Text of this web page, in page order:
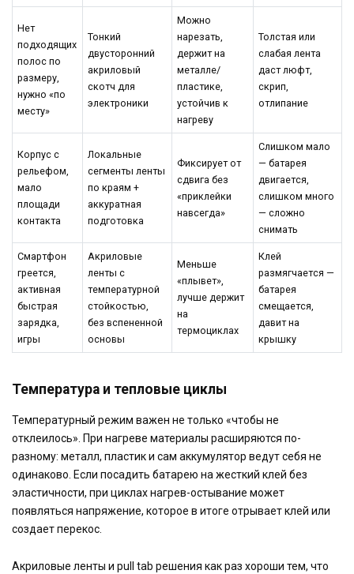
Нет
подходящих
полос по
размеру,
нужно «по
месту»
Тонкий
двусторонний
акриловый
скотч для
электроники
Можно
нарезать,
держит на
металле/
пластике,
устойчив к
нагреву
Толстая или
слабая лента
даст люфт,
скрип,
отлипание
Корпус с
рельефом,
мало
площади
контакта
Локальные
сегменты ленты
по краям +
аккуратная
подготовка
Фиксирует от
сдвига без
«приклейки
навсегда»
Слишком мало
— батарея
двигается,
слишком много
— сложно
снимать
Смартфон
греется,
активная
быстрая
зарядка,
игры
Акриловые
ленты с
температурной
стойкостью,
без вспененной
основы
Меньше
«плывет»,
лучше держит
на
термоциклах
Клей
размягчается —
батарея
смещается,
давит на
крышку
Температура и тепловые циклы
Температурный режим важен не только «чтобы не
отклеилось». При нагреве материалы расширяются по-
разному: металл, пластик и сам аккумулятор ведут себя не
одинаково. Если посадить батарею на жесткий клей без
эластичности, при циклах нагрев-остывание может
появляться напряжение, которое в итоге отрывает клей или
создает перекос.
Акриловые ленты и pull tab решения как раз хороши тем, что